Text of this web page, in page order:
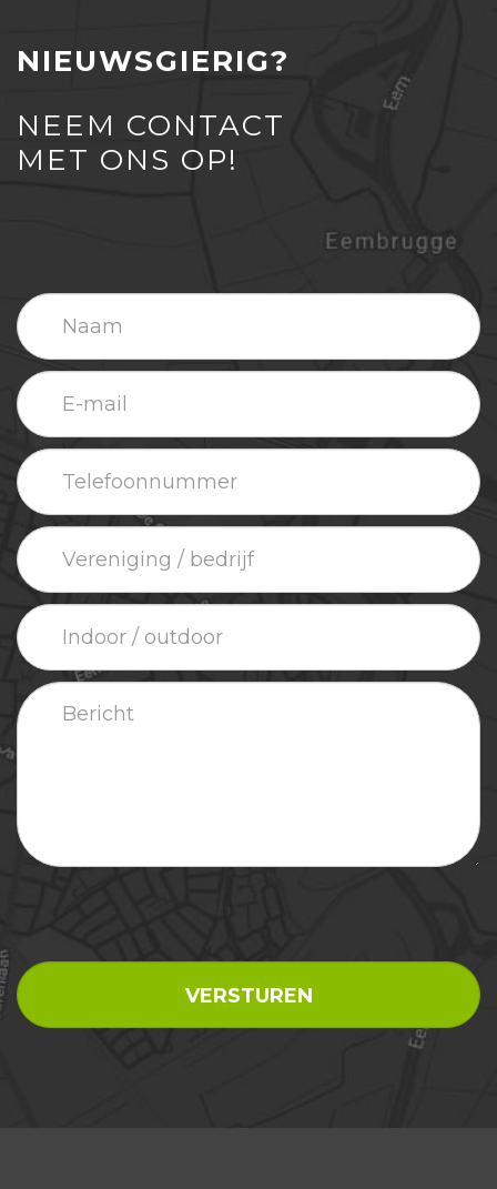
NIEUWSGIERIG?
NEEM CONTACT
MET ONS OP!
Naam
E-
mail
Telefoonnummer
Vereniging
/
bedrijf
Indoor
/
outdoor
Bericht